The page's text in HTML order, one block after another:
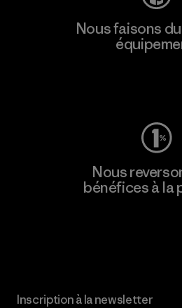
Nous faisons
Nous
bénéfices à la
Inscription à la newsletter